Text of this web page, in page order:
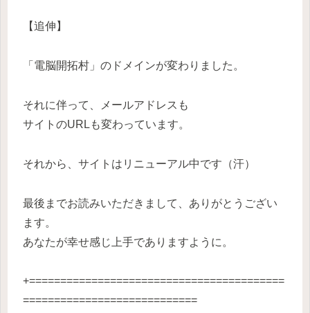
【追伸】
「電脳開拓村」のドメインが変わりました。
それに伴って、メールアドレスも
サイトのURLも変わっています。
それから、サイトはリニューアル中です（汗）
最後までお読みいただきまして、ありがとうござい
ます。
あなたが幸せ感じ上手でありますように。
+=========================================
============================